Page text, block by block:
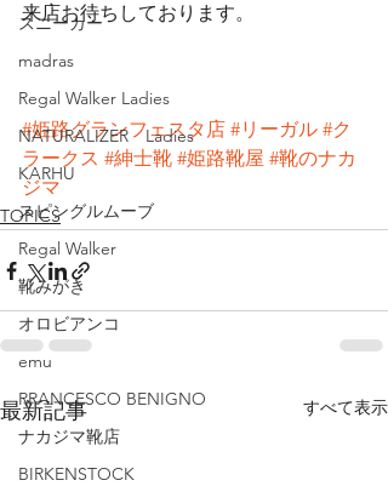
スニーカー
madras
Regal Walker Ladies
NATURALIZER Ladies
KARHU
スピングルムーブ
Regal Walker
靴みがき
オロビアンコ
emu
RRANCESCO BENIGNO
ナカジマ靴店
BIRKENSTOCK
来店お待ちしております。
#姫路グランフェスタ店 #リーガル #ク
ラークス #紳士靴 #姫路靴屋 #靴のナカ
ジマ
TOPICS
最新記事 すべて表示